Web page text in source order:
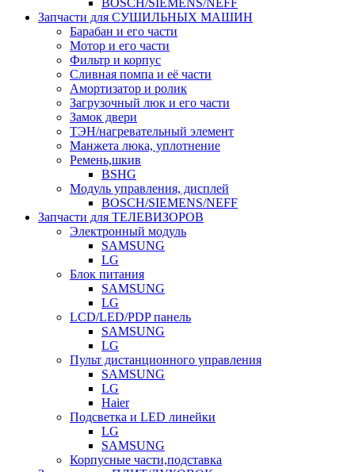
BOSCH/SIEMENS/NEFF
Запчасти для СУШИЛЬНЫХ МАШИН
Барабан и его части
Мотор и его части
Фильтр и корпус
Сливная помпа и её части
Амортизатор и ролик
Загрузочный люк и его части
Замок двери
ТЭН/нагревательный элемент
Манжета люка, уплотнение
Ремень,шкив
BSHG
Модуль управления, дисплей
BOSCH/SIEMENS/NEFF
Запчасти для ТЕЛЕВИЗОРОВ
Электронный модуль
SAMSUNG
LG
Блок питания
SAMSUNG
LG
LCD/LED/PDP панель
SAMSUNG
LG
Пульт дистанционного управления
SAMSUNG
LG
Haier
Подсветка и LED линейки
LG
SAMSUNG
Корпусные части,подставка